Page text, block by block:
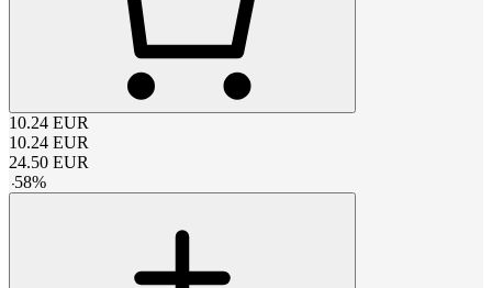
10.24 EUR
10.24 EUR
24.50 EUR
-58%